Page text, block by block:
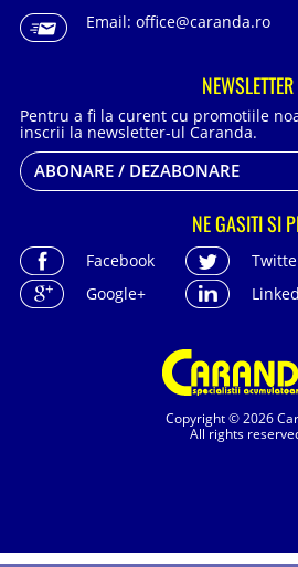
Copyright © 2026
All rights
Email: office@caranda.ro
NEWSLETTER
Pentru a fi la curent cu promotiile
inscrii la newsletter-ul Caranda.
ABONARE / DEZABONARE
NE GASITI SI
Facebook
Google+